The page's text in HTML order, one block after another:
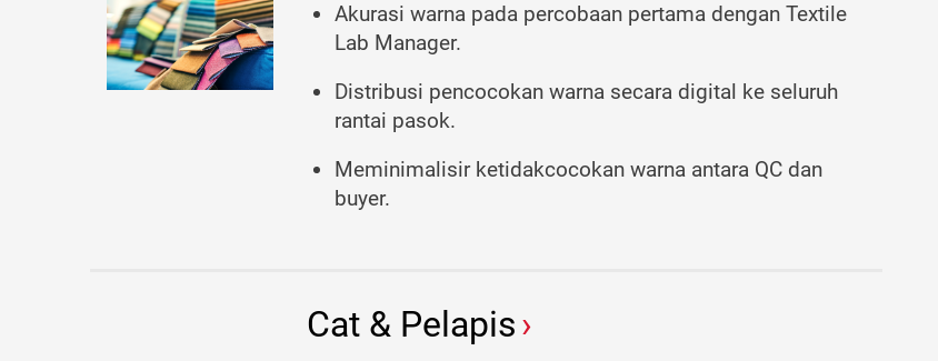
Akurasi warna pada percobaan pertama dengan Textile
Lab Manager.
Distribusi pencocokan warna secara digital ke seluruh
rantai pasok.
Meminimalisir ketidakcocokan warna antara QC dan
buyer.
Cat & Pelapis